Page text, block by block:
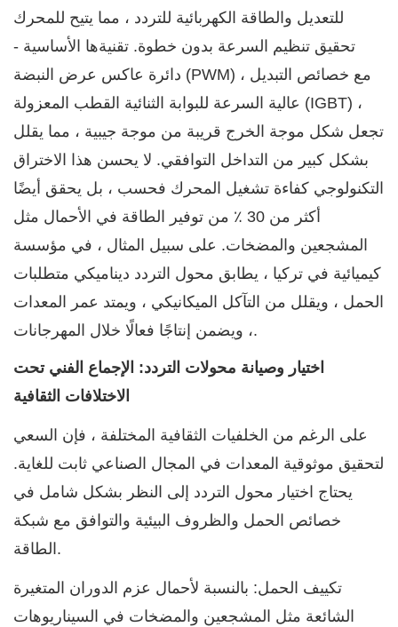
للتعديل والطاقة الكهربائية للتردد ، مما يتيح للمحرك
تحقيق تنظيم السرعة بدون خطوة. تقنيةها الأساسية -
دائرة عاكس عرض النبضة (PWM) ، مع خصائص التبديل
عالية السرعة للبوابة الثنائية القطب المعزولة (IGBT) ،
تجعل شكل موجة الخرج قريبة من موجة جيبية ، مما يقلل
بشكل كبير من التداخل التوافقي. لا يحسن هذا الاختراق
التكنولوجي كفاءة تشغيل المحرك فحسب ، بل يحقق أيضًا
أكثر من 30 ٪ من توفير الطاقة في الأحمال مثل
المشجعين والمضخات. على سبيل المثال ، في مؤسسة
كيميائية في تركيا ، يطابق محول التردد ديناميكي متطلبات
الحمل ، ويقلل من التآكل الميكانيكي ، ويمتد عمر المعدات
، ويضمن إنتاجًا فعالًا خلال المهرجانات.
اختيار وصيانة محولات التردد: الإجماع الفني تحت
الاختلافات الثقافية
على الرغم من الخلفيات الثقافية المختلفة ، فإن السعي
لتحقيق موثوقية المعدات في المجال الصناعي ثابت للغاية.
يحتاج اختيار محول التردد إلى النظر بشكل شامل في
خصائص الحمل والظروف البيئية والتوافق مع شبكة
الطاقة.
تكييف الحمل: بالنسبة لأحمال عزم الدوران المتغيرة
الشائعة مثل المشجعين والمضخات في السيناريوهات